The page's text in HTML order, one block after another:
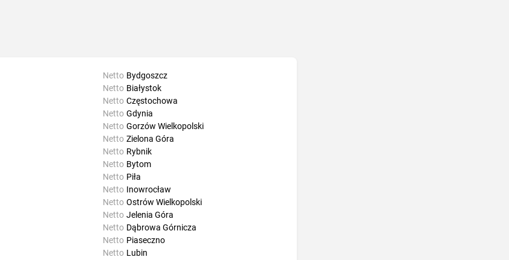
Netto Bydgoszcz
Netto Białystok
Netto Częstochowa
Netto Gdynia
Netto Gorzów Wielkopolski
Netto Zielona Góra
Netto Rybnik
Netto Bytom
Netto Piła
Netto Inowrocław
Netto Ostrów Wielkopolski
Netto Jelenia Góra
Netto Dąbrowa Górnicza
Netto Piaseczno
Netto Lubin